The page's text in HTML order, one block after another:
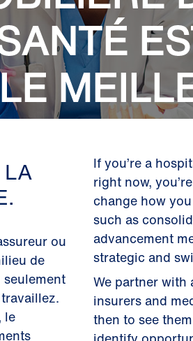
LA
ou
de
le
If you’re a
right now,
change how
such as
advancement
strategic and
We partner with
insurers and
then to see